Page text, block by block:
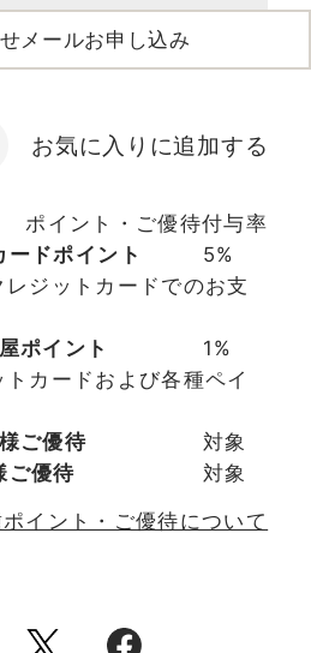
メールお申し込み
お気に入りに追加する
ポイント・ご優待付与率
ードポイント
5%
ジットカードでのお支
ポイント
1%
カードおよび各種ペイ
ご優待
対象
ご優待
対象
イント・ご優待について